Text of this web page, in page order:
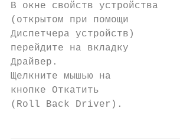
В окне свойств устройства
(открытом при помощи
Диспетчера устройств)
перейдите на вкладку
Драйвер.
Щелкните мышью на
кнопке Откатить
(Roll Back Driver).